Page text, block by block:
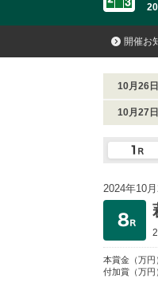
開催お
10月26日
10月27日
2024年10
本賞金 （万円
付加賞 （万円